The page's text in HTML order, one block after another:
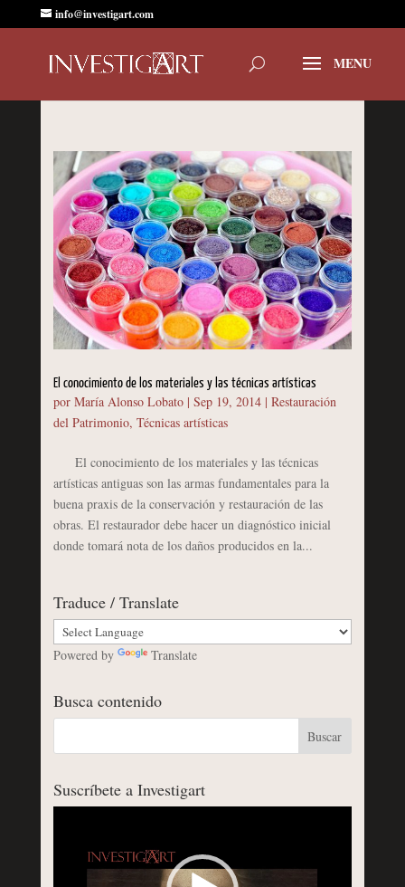
info@investigart.com
El conocimiento de los materiales y las técnicas artísticas
por María Alonso Lobato| Sep 19, 2014| Restauración
del Patrimonio, Técnicas artísticas
El conocimiento de los materiales y las técnicas
artísticas antiguas son las armas fundamentales para la
buena praxis de la conservación y restauración de las
obras. El restaurador debe hacer un diagnóstico inicial
donde tomará nota de los daños producidos en la...
Traduce / Translate
Powered by Translate
Busca contenido
Suscríbete a Investigart